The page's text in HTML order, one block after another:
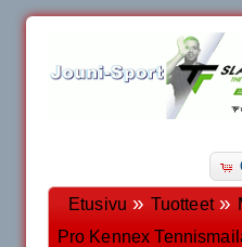
Etusivu » Tuotteet»
Pro Kennex